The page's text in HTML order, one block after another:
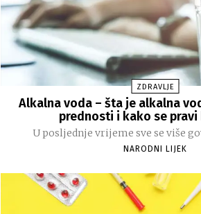
ZDRAVLJE
Alkalna voda – šta je alkalna
prednosti i kako se
U posljednje vrijeme sve se više
NARODNI LIJEK